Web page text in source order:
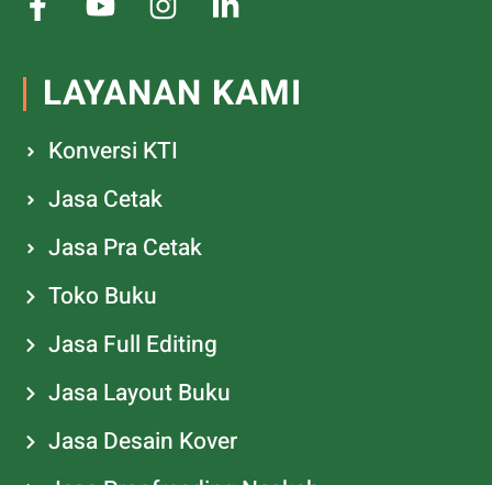
LAYANAN KAMI
Konversi KTI
Jasa Cetak
Jasa Pra Cetak
Toko Buku
Jasa Full Editing
Jasa Layout Buku
Jasa Desain Kover